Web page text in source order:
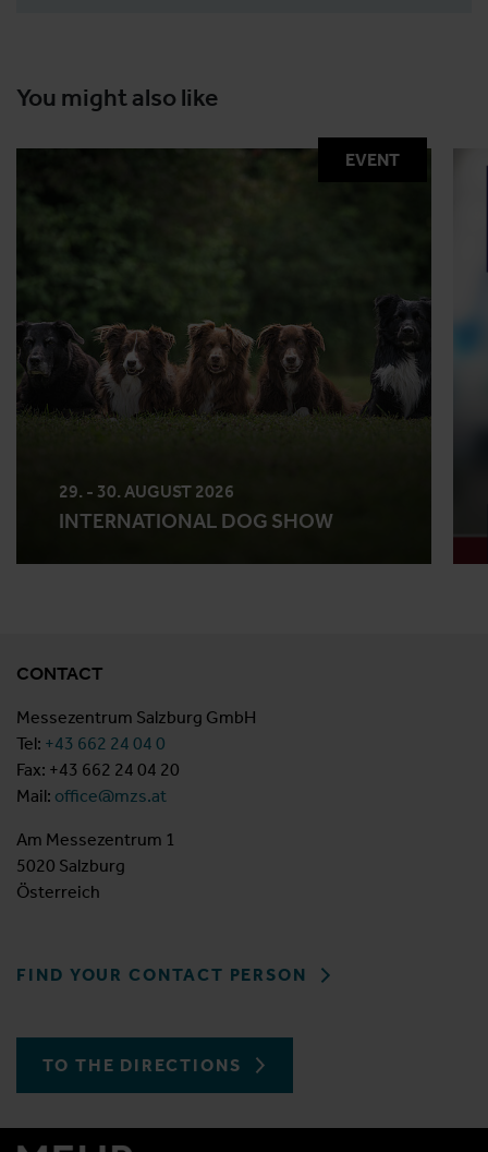
You might also like
EVENT
29. - 30. AUGUST 2026
INTERNATIONAL DOG SHOW
CONTACT
Messezentrum Salzburg GmbH
Tel: +43 662 24 04 0
Fax: +43 662 24 04 20
Mail: office@mzs.at
Am Messezentrum 1
5020 Salzburg
Österreich
FIND YOUR CONTACT PERSON
TO THE DIRECTIONS